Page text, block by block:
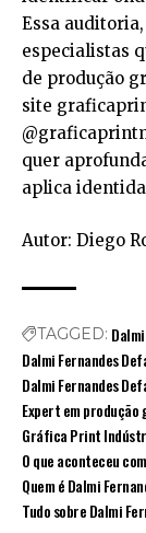
Essa
especialistas
de produção
site
quer
aplica
Autor: Diego
TAGGED:
Dalmi Fernandes
Dalmi Fernandes
Expert em
Gráfica Print
O que aconteceu
Quem é Dalmi
Tudo sobre Dalmi